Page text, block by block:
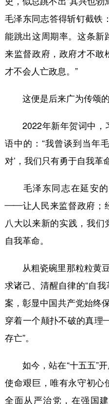
毛泽东同志答得斩钉截铁
能跳出这周期率。这条新
来监督政府，政府才不敢
才不会人亡政息。”
这便是后来广为传颂的“
2022年新年贺词中，
语中的：“我曾谈到当年
对’，我们只有勇于自我革
毛泽东同志在延安的
——让人民来监督政府；
八大以来新的实践，我
自我革命。
从粗瓷碗里那粒粒黄豆
求诸己、清醒自律的“自我
案，彰显中国共产党始终
穿着一个颠扑不破的真
存亡”。
如今，站在“十五五”开
使命艰巨，唯有永守初心
全面从严治党，在强国